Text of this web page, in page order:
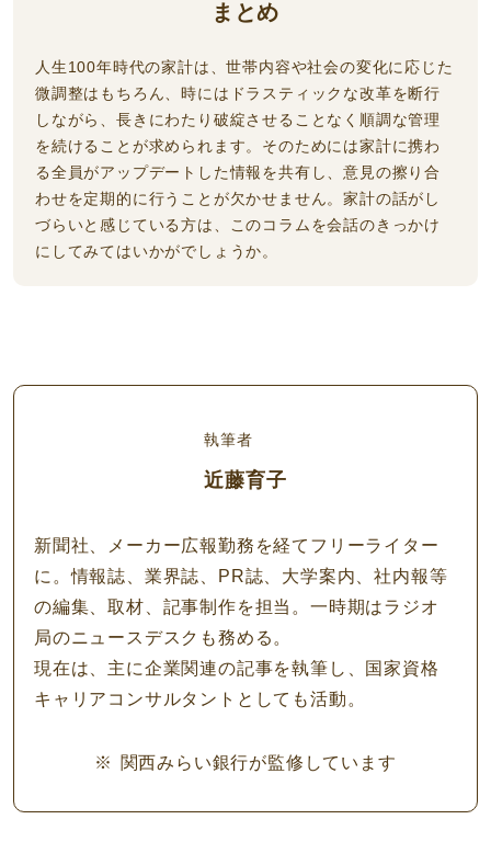
まとめ
人生100年時代の家計は、世帯内容や社会の変化に応じた
微調整はもちろん、時にはドラスティックな改革を断行
しながら、長きにわたり破綻させることなく順調な管理
を続けることが求められます。そのためには家計に携わ
る全員がアップデートした情報を共有し、意見の擦り合
わせを定期的に行うことが欠かせません。家計の話がし
づらいと感じている方は、このコラムを会話のきっかけ
にしてみてはいかがでしょうか。
執筆者
近藤育子
新聞社、メーカー広報勤務を経てフリーライター
に。情報誌、業界誌、PR誌、大学案内、社内報等
の編集、取材、記事制作を担当。一時期はラジオ
局のニュースデスクも務める。
現在は、主に企業関連の記事を執筆し、国家資格
キャリアコンサルタントとしても活動。
関西みらい銀行が監修しています